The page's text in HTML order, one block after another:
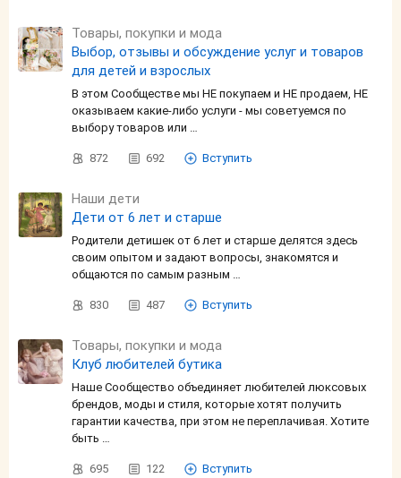
Товары, покупки и мода
Выбор, отзывы и обсуждение услуг и товаров
для детей и взрослых
В этом Сообществе мы НЕ покупаем и НЕ продаем, НЕ
оказываем какие-либо услуги - мы советуемся по
выбору товаров или …
872 692 Вступить
Наши дети
Дети от 6 лет и старше
Родители детишек от 6 лет и старше делятся здесь
своим опытом и задают вопросы, знакомятся и
общаются по самым разным …
830 487 Вступить
Товары, покупки и мода
Клуб любителей бутика
Наше Сообщество объединяет любителей люксовых
брендов, моды и стиля, которые хотят получить
гарантии качества, при этом не переплачивая. Хотите
быть …
695 122 Вступить